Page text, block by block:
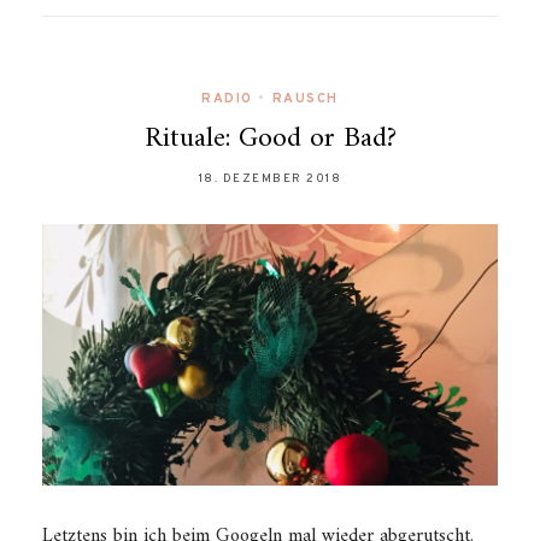
RADIO • RAUSCH
Rituale: Good or Bad?
18. DEZEMBER 2018